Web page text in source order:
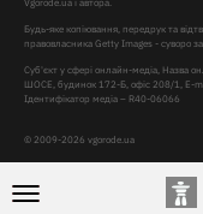
© 2009-2026 vgorode.ua
Будь-яке копіювання, передрук та
правовласника Getty Images - суворо
Суб'єкт у сфері онлайн-медіа, Назва
ШОСЕ, будинок 172-Б, офіс 208/1, E-
Ідентифікатор медіа – R40-06066